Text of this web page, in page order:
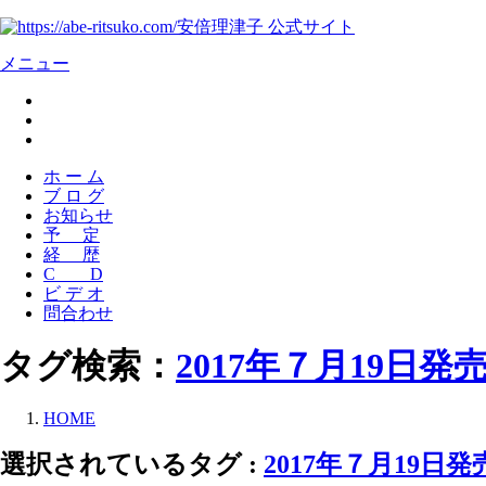
安倍理津子 公式サイト
メニュー
ホ ー ム
ブ ロ グ
お知らせ
予 定
経 歴
C D
ビ デ オ
問合わせ
タグ検索： 2017年７月19日発
HOME
選択されているタグ : 2017年７月19日発